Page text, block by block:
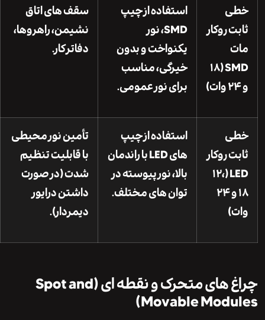
روکار
SMD (۱۸
استفاده از چیپ
SMD، نور
یکنواخت و بدون
خیرگی، مناسب
برای نور عمومی.
سقف های اتاق
نشیمن، راهروها،
دفاتر کار.
روکار
LED (۱۲،
۱۸ و ۲۴
استفاده از چیپ
های LED با راندمان
بالا، نور پیوسته در
توان های مختلف.
تأمین نور محیطی
با قابلیت تنظیم
شدت (در صورت
داشتن درایور
دیمردار).
چراغ های متحرک و نقطه ای (Spot and
Movable